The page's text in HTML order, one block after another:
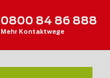
0800 84 86 888
Mehr Kontaktwege